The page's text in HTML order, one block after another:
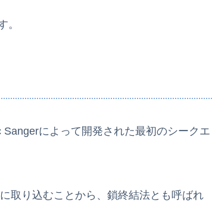
。
によって開発された最初のシークエ
取り込むことから、鎖終結法とも呼ばれ